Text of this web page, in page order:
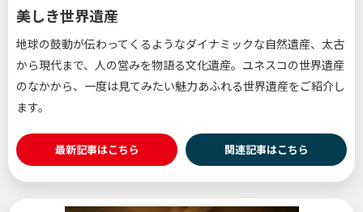
美しき世界遺産
地球の鼓動が伝わってくるようなダイナミックな自然遺産、太古
から現代まで、人の営みを物語る文化遺産。ユネスコの世界遺産
のなかから、一度は見てみたい魅力あふれる世界遺産をご紹介し
ます。
最新記事はこちら 関連記事はこちら